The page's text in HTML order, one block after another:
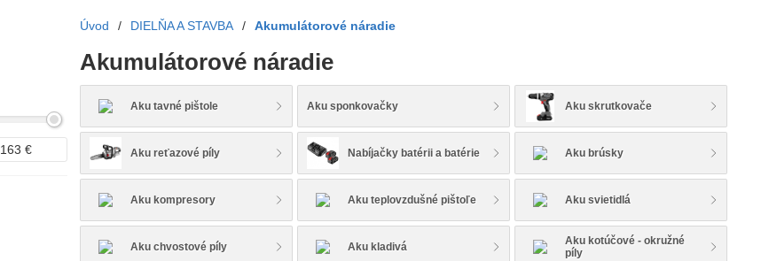
163 €
Úvod / DIELŇA A STAVBA / Akumulátorové náradie
Akumulátorové náradie
Aku tavné pištole Aku sponkovačky Aku skrutkovače
Aku reťazové píly Nabíjačky batérii a batérie Aku brúsky
Aku kompresory Aku teplovzdušné pištoľe Aku svietidlá
Aku chvostové píly Aku kladivá
Aku kotúčové - okružné
píly